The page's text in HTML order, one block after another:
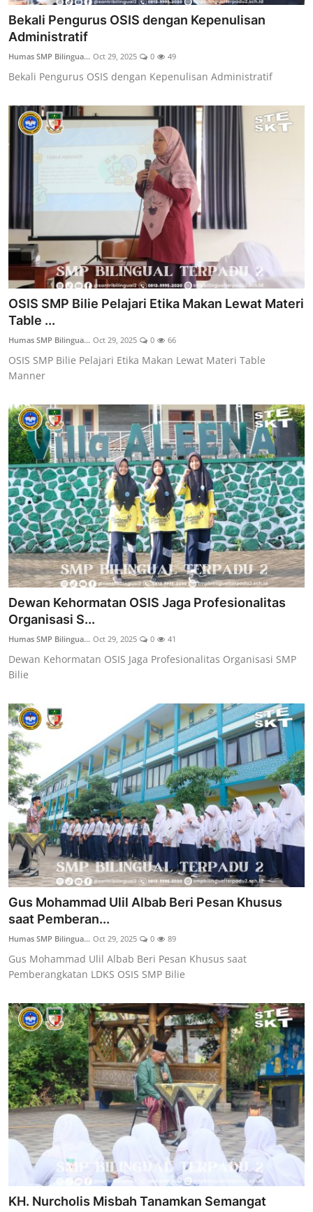
Bekali Pengurus OSIS dengan Kepenulisan
Administratif
Humas SMP Bilingua... Oct 29, 2025 0 49
Bekali Pengurus OSIS dengan Kepenulisan Administratif
OSIS SMP Bilie Pelajari Etika Makan Lewat Materi
Table ...
Humas SMP Bilingua... Oct 29, 2025 0 66
OSIS SMP Bilie Pelajari Etika Makan Lewat Materi Table
Manner
Dewan Kehormatan OSIS Jaga Profesionalitas
Organisasi S...
Humas SMP Bilingua... Oct 29, 2025 0 41
Dewan Kehormatan OSIS Jaga Profesionalitas Organisasi SMP
Bilie
Gus Mohammad Ulil Albab Beri Pesan Khusus
saat Pemberan...
Humas SMP Bilingua... Oct 29, 2025 0 89
Gus Mohammad Ulil Albab Beri Pesan Khusus saat
Pemberangkatan LDKS OSIS SMP Bilie
KH. Nurcholis Misbah Tanamkan Semangat